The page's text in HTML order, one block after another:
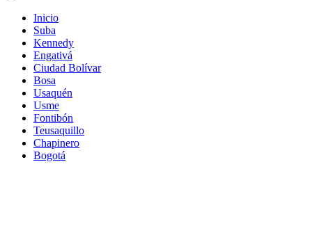
Inicio
Suba
Kennedy
Engativá
Ciudad Bolívar
Bosa
Usaquén
Usme
Fontibón
Teusaquillo
Chapinero
Bogotá